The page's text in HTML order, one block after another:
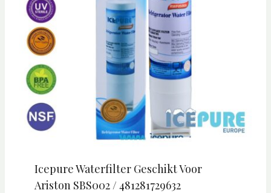
Icepure Waterfilter Geschikt Voor
Ariston SBS002 / 481281729632